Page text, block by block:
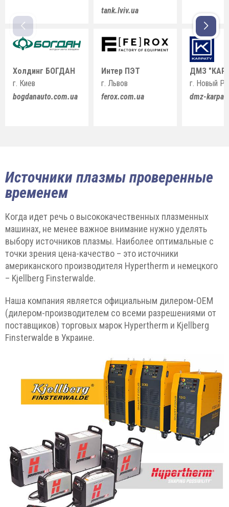
Холдинг БОГДАН
г. Киев
bogdanauto.com.ua
tank.lviv.ua
Интер ПЭТ
г. Львов
ferox.com.ua
ДМЗ
г. Новый
dmz-
Источники плазмы проверенные
временем
Когда идет речь о высококачественных плазменных
машинах, не менее важное внимание нужно уделять
выбору источников плазмы. Наиболее оптимальные с
точки зрения цена-качество – это источники
американского производителя Hypertherm и немецкого
– Kjellberg Finsterwalde.
Наша компания является официальным дилером-ОЕМ
(дилером-производителем со всеми разрешениями от
поставщиков) торговых марок Hypertherm и Kjellberg
Finsterwalde в Украине.